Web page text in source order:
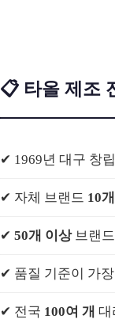
📋 타올 제조
✔ 1969년 대구 창
✔ 자체 브랜드 10
✔ 50개 이상브랜
✔ 품질 기준이 가
✔ 전국 100여 개 대